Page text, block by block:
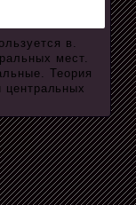
в.
мест.
Теория
центральных